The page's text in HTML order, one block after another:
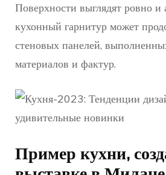
Поверхности выглядят ровно и
кухонный гарнитур может
стеновых панелей,
материалов и фактур.
Пример кухни,